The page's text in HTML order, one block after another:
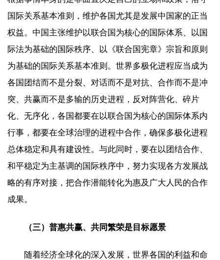
国际关系基本准则，维护各国尤其是发展中国家的正当
权益。中国主张维护以联合国为核心的国际体系、以国
际法为基础的国际秩序、以《联合国宪章》宗旨和原则
为基础的国际关系基本准则。世界多极化进程应当成为
各国团结而不是分裂、对话而不是对抗、合作而不是冲
突、共赢而不是多输的历史进程，反对阵营化、碎片
化、无序化，各国都要在以联合国为核心的国际体系内
行事，都要在全球治理的进程中合作，确保多极化进程
总体稳定和具有建设性。与此同时，要在以团结合作、
和平稳定为主基调的国际秩序中，努力实现各方发展战
略的有序对接，把合作潜能转化为惠及广大人民的合作
成果。
（三）普惠共赢、共同繁荣是目标愿景
随着经济全球化的深入发展，世界各国的利益和命